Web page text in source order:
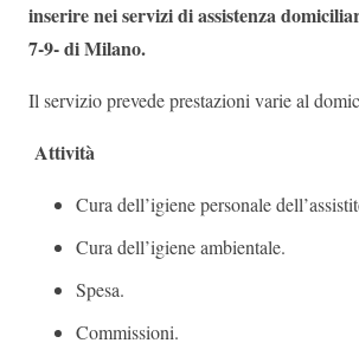
inserire nei servizi di assistenza
7-9- di Milano.
Il servizio prevede prestazioni varie al
Attività
Cura dell’igiene personale
Cura dell’igiene ambientale.
Spesa.
Commissioni.